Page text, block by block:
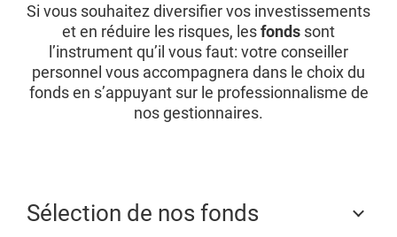
Si vous souhaitez diversifier vos investissements
et en réduire les risques, lesfonds sont
l’instrument qu’il vous faut: votre conseiller
personnel vous accompagnera dans le choix du
fonds en s’appuyant sur le professionnalisme de
nos gestionnaires.
Sélection de nos fonds